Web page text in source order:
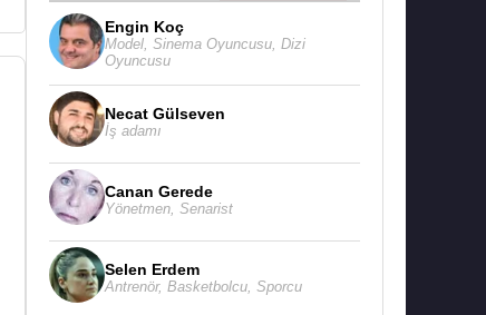
Engin Koç
Model, Sinema Oyuncusu, Dizi
Oyuncusu
Necat Gülseven
İş adamı
Canan Gerede
Yönetmen, Senarist
Selen Erdem
Antrenör, Basketbolcu, Sporcu